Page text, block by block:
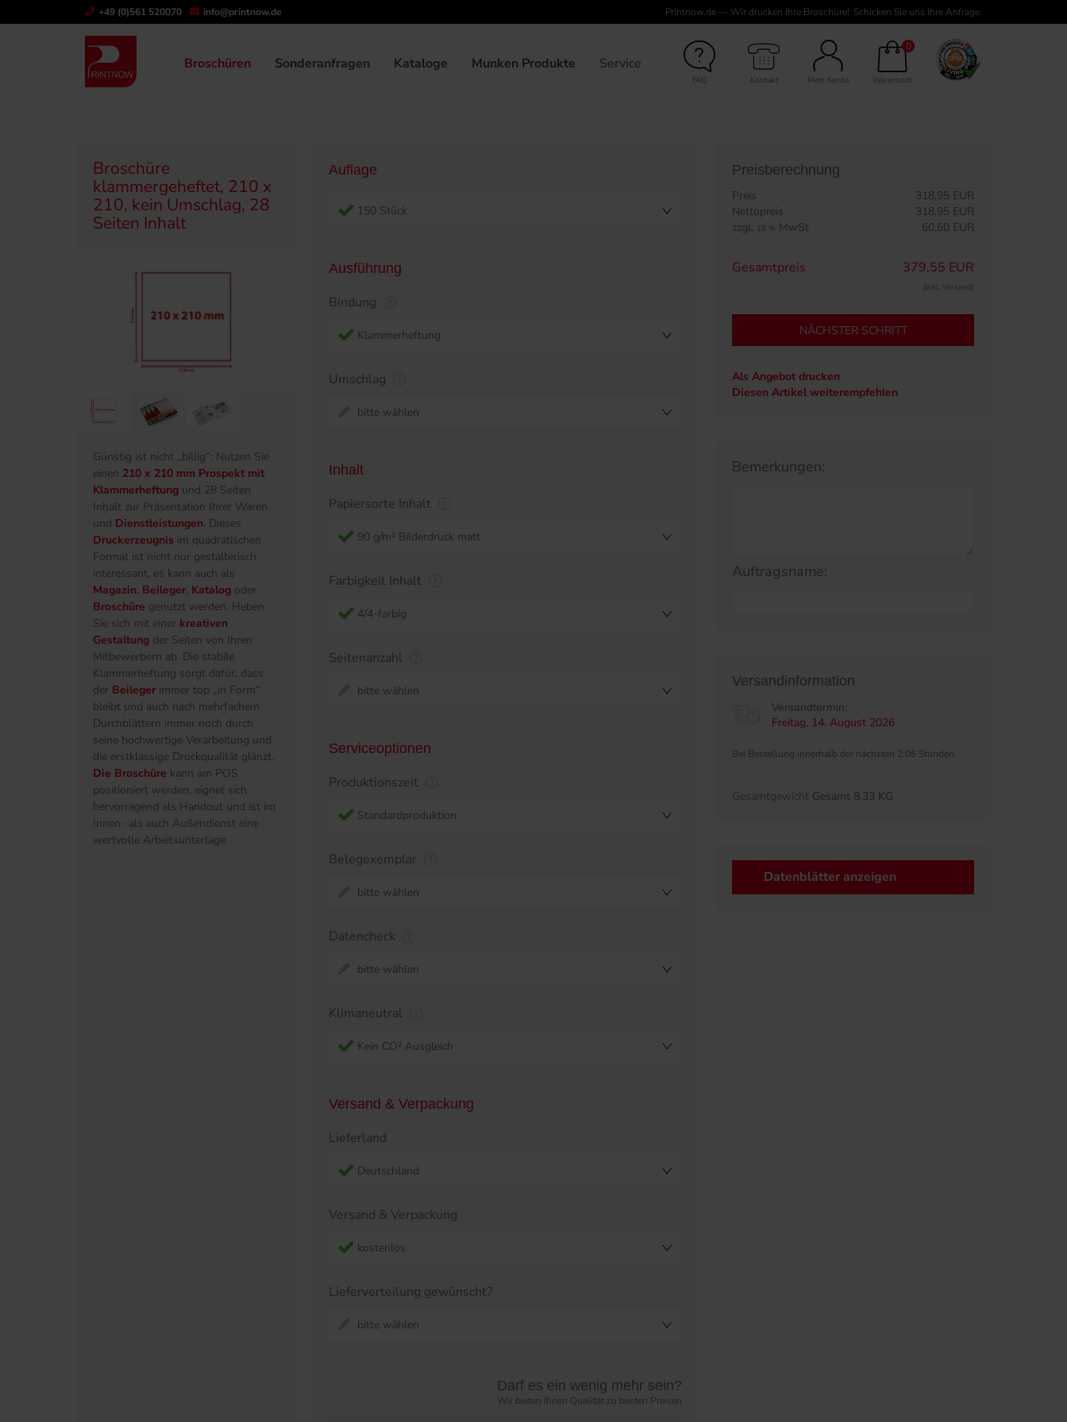
+49 (0)561 520070 info@printnow.de Printnow.de — Wir drucken Ihre Broschüre! Schicken Sie uns Ihre Anfrage.
Broschüren Sonderanfragen Kataloge Munken Produkte Service
FAQ Kontakt Mein Konto
0
Warenkorb
Produktübersicht Broschüren Klammergeheftet/Ringösen Broschüre klammergeheftet, 210 x 210, kein Umschlag, 28 Seiten Inhalt
Broschüre
klammergeheftet, 210 x
210, kein Umschlag, 28
Seiten Inhalt
Günstig ist nicht „billig“: Nutzen Sie
einen 210 x 210 mm Prospekt mit
Klammerheftung und 28 Seiten
Inhalt zur Präsentation Ihrer Waren
und Dienstleistungen. Dieses
Druckerzeugnis im quadratischen
Format ist nicht nur gestalterisch
interessant, es kann auch als
Magazin, Beileger, Katalog oder
Broschüre genutzt werden. Heben
Sie sich mit einer kreativen
Gestaltung der Seiten von Ihren
Mitbewerbern ab. Die stabile
Klammerheftung sorgt dafür, dass
der Beileger immer top „in Form“
bleibt und auch nach mehrfachem
Durchblättern immer noch durch
seine hochwertige Verarbeitung und
die erstklassige Druckqualität glänzt.
Die Broschüre kann am POS
positioniert werden, eignet sich
hervorragend als Handout und ist im
Innen- als auch Außendienst eine
wertvolle Arbeitsunterlage.
Auflage
150 Stück
Ausführung
Bindung
Klammerheftung
Umschlag
bitte wählen
Inhalt
Papiersorte Inhalt
90 g/m² Bilderdruck matt
Farbigkeit Inhalt
4/4-farbig
Seitenanzahl
bitte wählen
Serviceoptionen
Produktionszeit
Standardproduktion
Belegexemplar
bitte wählen
Datencheck
bitte wählen
Klimaneutral
Kein CO² Ausgleich
Versand & Verpackung
Lieferland
Deutschland
Versand & Verpackung
kostenlos
Lieferverteilung gewünscht?
bitte wählen
Darf es ein wenig mehr sein?
Wir bieten Ihnen Qualität zu besten Preisen
Preisberechnung
Preis
318,95 EUR
Nettopreis
318,95 EUR
zzgl. 19 % MwSt 60,60 EUR
Gesamtpreis 379,55 EUR
(inkl. Versand)
NÄCHSTER SCHRITT
Als Angebot drucken
Diesen Artikel weiterempfehlen
Bemerkungen:
Auftragsname:
Versandinformation
Versandtermin:
Freitag, 14. August 2026
Bei Bestellung innerhalb der nächsten 2:06 Stunden.
Gesamtgewicht Gesamt 8.33 KG
Datenblätter anzeigen